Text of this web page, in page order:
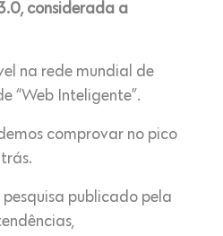
considerada a
na rede mundial de
“Web Inteligente”.
comprovar no pico
publicado pela